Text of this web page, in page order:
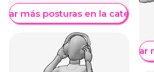
más posturas en la categoría